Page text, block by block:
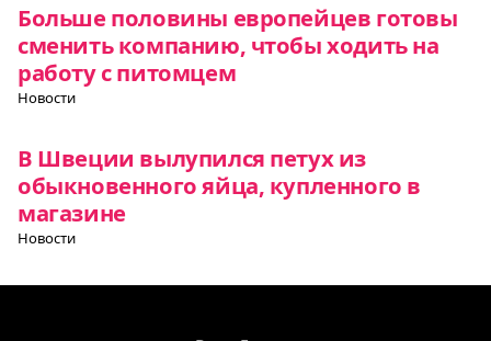
Больше половины европейцев готовы
сменить компанию, чтобы ходить на
работу с питомцем
Новости
В Швеции вылупился петух из
обыкновенного яйца, купленного в
магазине
Новости